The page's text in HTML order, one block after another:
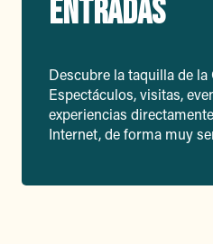
ENTRADAS
Descubre la taquilla de
Espectáculos, visitas,
experiencias
Internet, de forma muy